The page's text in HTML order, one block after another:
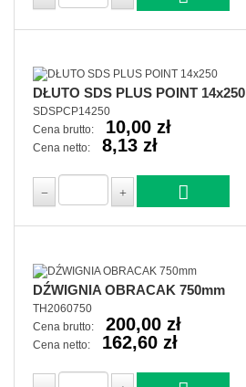
DŁUTO SDS PLUS POINT 14x250
SDSPCP14250
Cena brutto:
10,00 zł
Cena netto: 8,13 zł
DŹWIGNIA OBRACAK 750mm
TH2060750
Cena brutto:
200,00 zł
Cena netto: 162,60 zł